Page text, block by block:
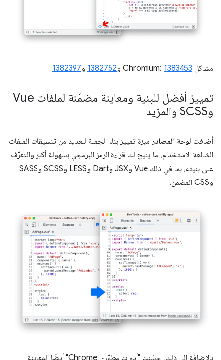
مشاكل Chromium: 1383453 و1382752 و1382397
تمييز أفضل للبنية ومعاينة مضمّنة لملفات Vue
وSCSS والمزيد
أضافت لوحة المصادر ميزة تمييز بناء الجملة للعديد من تنسيقات الملفات
الشائعة الاستخدام، ما يتيح لك قراءة الرمز البرمجي بسهولة أكبر والتعرّف
على بنيته، بما في ذلك Vue وJSX وDart وLESS وSCSS وSASS
وCSS المضمّن.
بالإضافة إلى ذلك، حسّنت "أدوات مطوّري Chrome" أيضًا المعاينة